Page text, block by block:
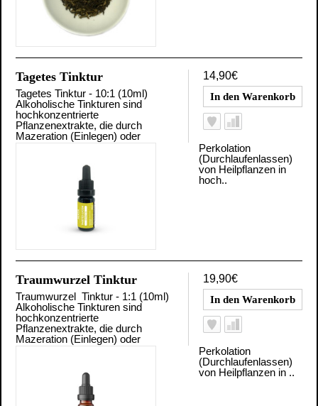
14,90€
Tagetes Tinktur
Tagetes Tinktur - 10:1 (10ml)
Alkoholische Tinkturen sind
hochkonzentrierte
Pflanzenextrakte, die durch
Mazeration (Einlegen) oder
Perkolation
(Durchlaufenlassen)
von Heilpflanzen in
hoch..
19,90€
Traumwurzel Tinktur
Traumwurzel Tinktur - 1:1 (10ml)
Alkoholische Tinkturen sind
hochkonzentrierte
Pflanzenextrakte, die durch
Mazeration (Einlegen) oder
Perkolation
(Durchlaufenlassen)
von Heilpflanzen in ..